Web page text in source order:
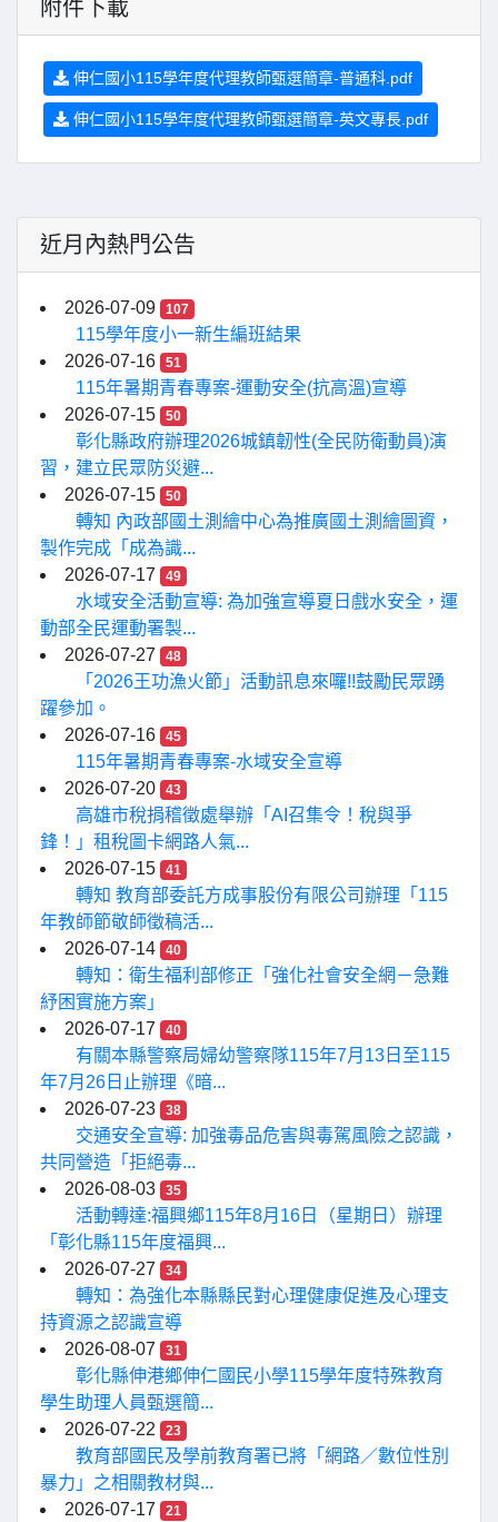
附件下載
伸仁國小115學年度代理教師甄選簡章-普通科.pdf
伸仁國小115學年度代理教師甄選簡章-英文專長.pdf
近月內熱門公告
2026-07-09 107
115學年度小一新生編班結果
2026-07-16
51
115年暑期青春專案-運動安全(抗高溫)宣導
2026-07-15
50
彰化縣政府辦理2026城鎮韌性(全民防衛動員)演
習，建立民眾防災避...
2026-07-15
50
轉知 內政部國土測繪中心為推廣國土測繪圖資，
製作完成「成為識...
2026-07-17
49
水域安全活動宣導: 為加強宣導夏日戲水安全，運
動部全民運動署製...
2026-07-27
48
「2026王功漁火節」活動訊息來囉!!鼓勵民眾踴
躍參加。
2026-07-16
45
115年暑期青春專案-水域安全宣導
2026-07-20
43
高雄市稅捐稽徵處舉辦「AI召集令！稅與爭
鋒！」租稅圖卡網路人氣...
2026-07-15
41
轉知 教育部委託方成事股份有限公司辦理「115
年教師節敬師徵稿活...
2026-07-14
40
轉知：衛生福利部修正「強化社會安全網－急難
紓困實施方案」
2026-07-17
40
有關本縣警察局婦幼警察隊115年7月13日至115
年7月26日止辦理《暗...
2026-07-23
38
交通安全宣導: 加強毒品危害與毒駕風險之認識，
共同營造「拒絕毒...
2026-08-03
35
活動轉達:福興鄉115年8月16日（星期日）辦理
「彰化縣115年度福興...
2026-07-27
34
轉知：為強化本縣縣民對心理健康促進及心理支
持資源之認識宣導
2026-08-07
31
彰化縣伸港鄉伸仁國民小學115學年度特殊教育
學生助理人員甄選簡...
2026-07-22
23
教育部國民及學前教育署已將「網路／數位性別
暴力」之相關教材與...
2026-07-17
21